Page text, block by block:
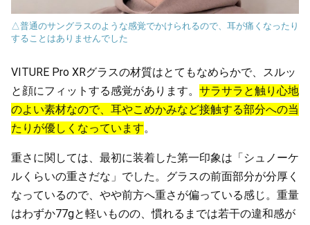
△普通のサングラスのような感覚でかけられるので、耳が痛くなったり
することはありませんでした
VITURE Pro XRグラスの材質はとてもなめらかで、スルッ
と顔にフィットする感覚があります。 サラサラと触り心地
のよい素材なので、耳やこめかみなど接触する部分への当
たりが優しくなっています。
重さに関しては、最初に装着した第一印象は「シュノーケ
ルくらいの重さだな」でした。グラスの前面部分が分厚く
なっているので、やや前方へ重さが偏っている感じ。重量
はわずか77gと軽いものの、慣れるまでは若干の違和感が